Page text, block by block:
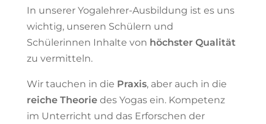
In unserer Yogalehrer-Ausbildung ist es uns
wichtig, unseren Schülern und
Schülerinnen Inhalte von höchster Qualität
zu vermitteln.
Wir tauchen in die Praxis, aber auch in die
reiche Theoriedes Yogas ein. Kompetenz
im Unterricht und das Erforschen der